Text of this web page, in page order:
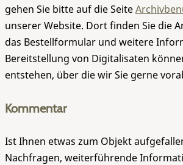
gehen Sie bitte auf die Seite
unserer Website. Dort finden Sie die
das Bestellformular und weitere
Bereitstellung von Digitalisaten
entstehen, über die wir Sie gerne
Kommentar
Ist Ihnen etwas zum Objekt
Nachfragen, weiterführende